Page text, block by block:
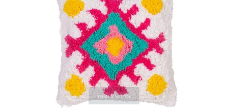
quickshop